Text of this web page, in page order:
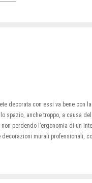
decorata con essi va bene con
lo spazio, anche troppo, a causa
perdendo l’ergonomia di un
decorazioni murali professionali,